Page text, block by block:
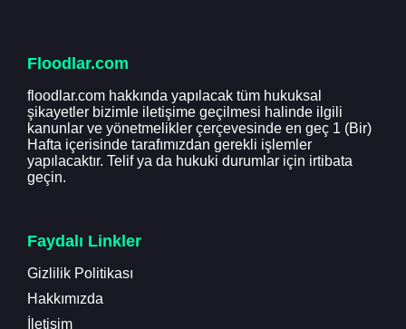
Floodlar.com
floodlar.com hakkında yapılacak tüm hukuksal
şikayetler bizimle iletişime geçilmesi halinde ilgili
kanunlar ve yönetmelikler çerçevesinde en geç 1 (Bir)
Hafta içerisinde tarafımızdan gerekli işlemler
yapılacaktır. Telif ya da hukuki durumlar için irtibata
geçin.
Faydalı Linkler
Gizlilik Politikası
Hakkımızda
İletişim